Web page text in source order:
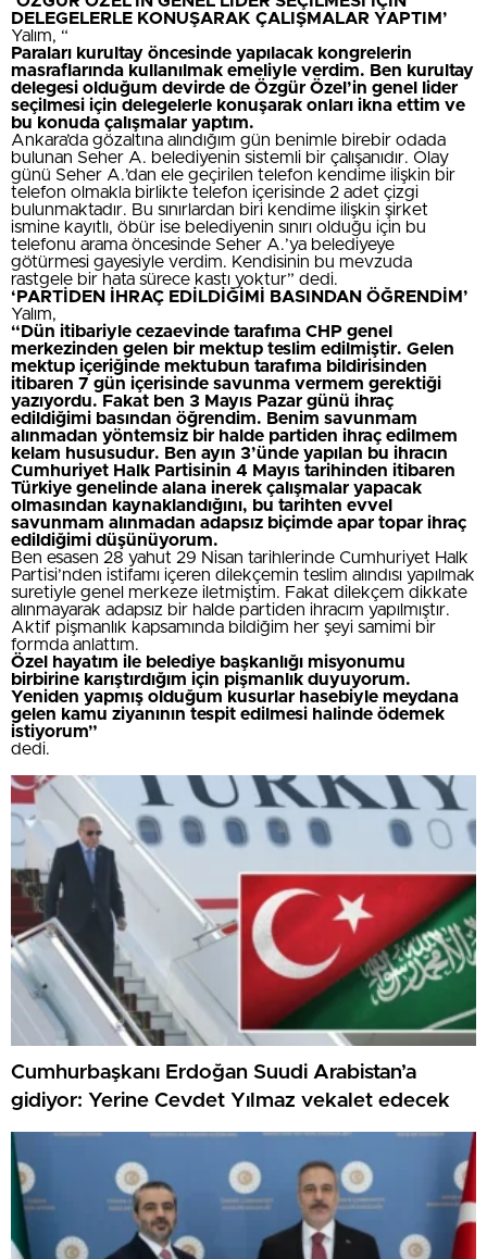
DELEGELERLE KONUŞARAK ÇALIŞMALAR YAPTIM’
Yalım, “
Paraları kurultay öncesinde yapılacak kongrelerin
masraflarında kullanılmak emeliyle verdim. Ben kurultay
delegesi olduğum devirde de Özgür Özel’in genel lider
seçilmesi için delegelerle konuşarak onları ikna ettim ve
bu konuda çalışmalar yaptım.
Ankara’da gözaltına alındığım gün benimle birebir odada
bulunan Seher A. belediyenin sistemli bir çalışanıdır. Olay
günü Seher A.’dan ele geçirilen telefon kendime ilişkin bir
telefon olmakla birlikte telefon içerisinde 2 adet çizgi
bulunmaktadır. Bu sınırlardan biri kendime ilişkin şirket
ismine kayıtlı, öbür ise belediyenin sınırı olduğu için bu
telefonu arama öncesinde Seher A.’ya belediyeye
götürmesi gayesiyle verdim. Kendisinin bu mevzuda
rastgele bir hata sürece kastı yoktur” dedi.
‘PARTİDEN İHRAÇ EDİLDİĞİMİ BASINDAN ÖĞRENDİM’
Yalım,
“Dün itibariyle cezaevinde tarafıma CHP genel
merkezinden gelen bir mektup teslim edilmiştir. Gelen
mektup içeriğinde mektubun tarafıma bildirisinden
itibaren 7 gün içerisinde savunma vermem gerektiği
yazıyordu. Fakat ben 3 Mayıs Pazar günü ihraç
edildiğimi basından öğrendim. Benim savunmam
alınmadan yöntemsiz bir halde partiden ihraç edilmem
kelam hususudur. Ben ayın 3’ünde yapılan bu ihracın
Cumhuriyet Halk Partisinin 4 Mayıs tarihinden itibaren
Türkiye genelinde alana inerek çalışmalar yapacak
olmasından kaynaklandığını, bu tarihten evvel
savunmam alınmadan adapsız biçimde apar topar ihraç
edildiğimi düşünüyorum.
Ben esasen 28 yahut 29 Nisan tarihlerinde Cumhuriyet Halk
Partisi’nden istifamı içeren dilekçemin teslim alındısı yapılmak
suretiyle genel merkeze iletmiştim. Fakat dilekçem dikkate
alınmayarak adapsız bir halde partiden ihracım yapılmıştır.
Aktif pişmanlık kapsamında bildiğim her şeyi samimi bir
formda anlattım.
Özel hayatım ile belediye başkanlığı misyonumu
birbirine karıştırdığım için pişmanlık duyuyorum.
Yeniden yapmış olduğum kusurlar hasebiyle meydana
gelen kamu ziyanının tespit edilmesi halinde ödemek
istiyorum”
dedi.
Cumhurbaşkanı Erdoğan Suudi Arabistan’a
gidiyor: Yerine Cevdet Yılmaz vekalet edecek